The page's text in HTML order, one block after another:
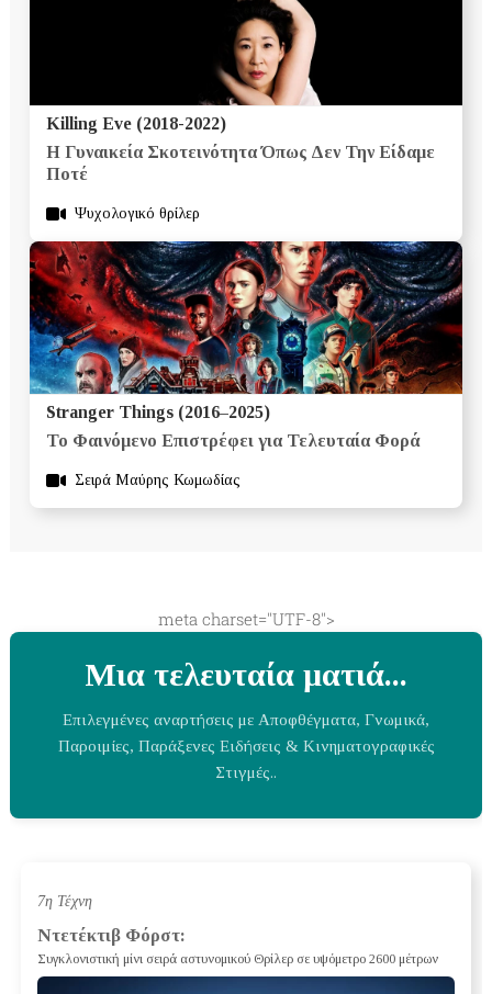
Killing Eve (2018-2022)
Η Γυναικεία Σκοτεινότητα Όπως Δεν Την Είδαμε
Ποτέ
Ψυχολογικό θρίλερ
Stranger Things (2016–2025)
Το Φαινόμενο Επιστρέφει για Τελευταία Φορά
Σειρά Μαύρης Κωμωδίας
meta charset="UTF-8">
Μια τελευταία ματιά...
Επιλεγμένες αναρτήσεις με Αποφθέγματα, Γνωμικά,
Παροιμίες, Παράξενες Ειδήσεις & Κινηματογραφικές
Στιγμές..
7η Τέχνη
Ντετέκτιβ Φόρστ:
Συγκλονιστική μίνι σειρά αστυνομικού Θρίλερ σε υψόμετρο 2600 μέτρων